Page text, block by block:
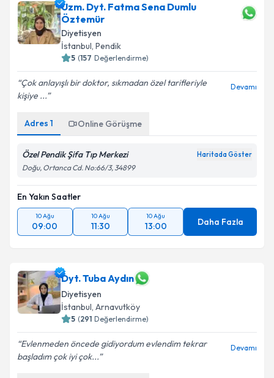
Uzm. Dyt. Fatma Sena Dumlu
Öztemür
Diyetisyen
İstanbul, Pendik
5 (157 Değerlendirme)
Çok anlayışlı bir doktor, sıkmadan özel tarifleriyle
kişiye ...
Devamı
Adres 1 Online Görüşme
Özel Pendik Şifa Tıp Merkezi Haritada Göster
Doğu, Ortanca Cd. No:66/3, 34899
En Yakın Saatler
10 Ağu
09:00
10 Ağu
11:30
10 Ağu
13:00 Daha Fazla
Dyt. Tuba Aydın
Diyetisyen
İstanbul, Arnavutköy
5 (291 Değerlendirme)
Evlenmeden öncede gidiyordum evlendim tekrar
başladım çok iyi çok...
Devamı